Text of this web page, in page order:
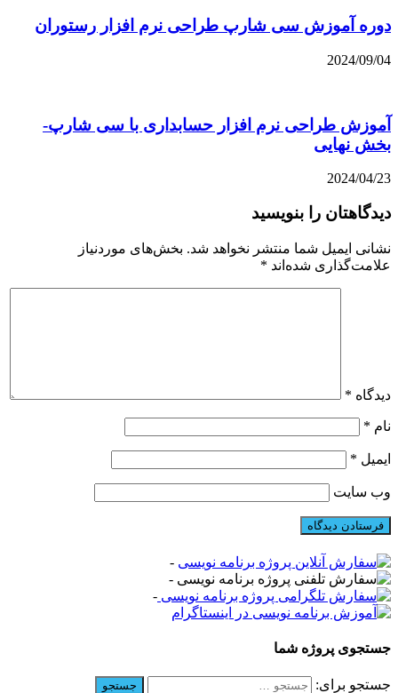
دوره آموزش سی شارپ طراحی نرم افزار رستوران
2024/09/04
آموزش طراحی نرم افزار حسابداری با سی شارپ-
بخش نهایی
2024/04/23
دیدگاهتان را بنویسید
نشانی ایمیل شما منتشر نخواهد شد. بخش‌های موردنیاز
علامت‌گذاری شده‌اند *
دیدگاه *
نام *
ایمیل *
وب‌ سایت
-
-
-
جستجوی پروژه شما
جستجو برای: